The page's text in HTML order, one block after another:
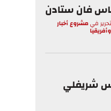
فان ستادن
فيمشروع أخبار
شريفلي